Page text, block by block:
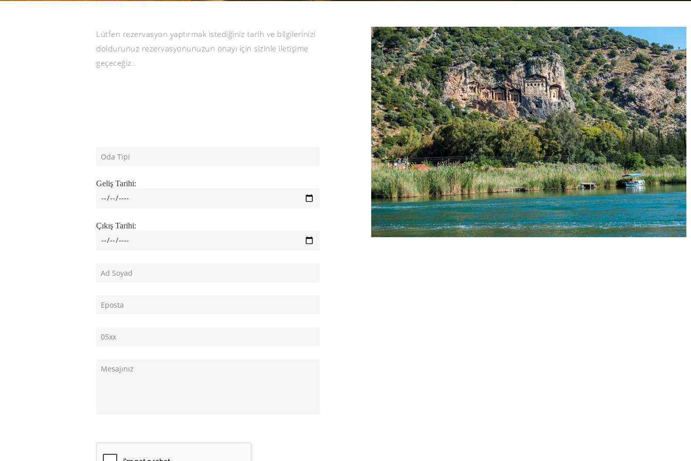
Lütfen rezervasyon yaptırmak istediğiniz tarih ve bilgilerinizi
doldurunuz rezervasyonunuzun onayı için sizinle iletişime
geçeceğiz..
Geliş Tarihi:
Çıkış Tarihi: